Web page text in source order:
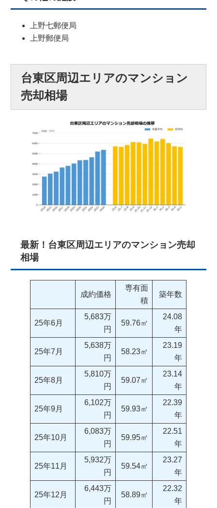
上野七郵便局
上野郵便局
台東区周辺エリアのマンション
売却相場
最新！台東区周辺エリアのマンション売却
相場
成約価格
専有面
積
築年数
25年6月
5,683万
円
59.76㎡
24.08
年
25年7月
5,638万
円
58.23㎡
23.19
年
25年8月
5,810万
円
59.07㎡
23.14
年
25年9月
6,102万
円
59.93㎡
22.39
年
25年10月
6,083万
円
59.95㎡
22.51
年
25年11月
5,932万
円
59.54㎡
23.27
年
25年12月
6,443万
円
58.89㎡
22.32
年